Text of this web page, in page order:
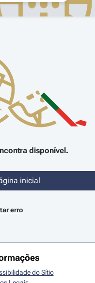
disponível.
inicial
erro
do Sítio